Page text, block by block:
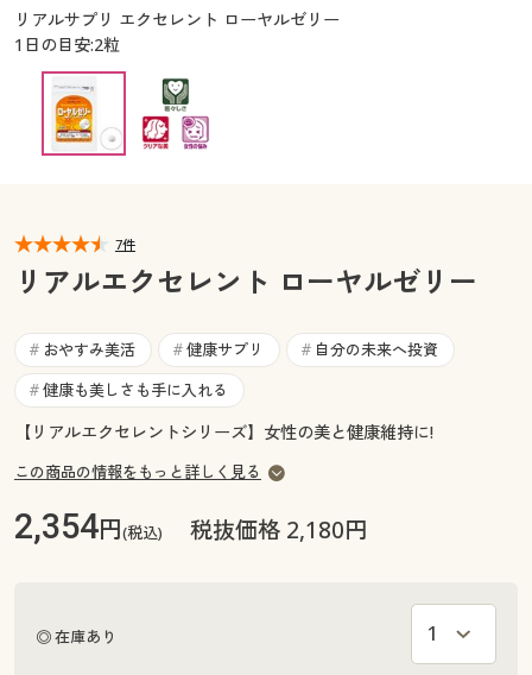
大きいサイズ 事務・制服
カタログ・チラシからのご注文
デジタルカタログ
カタログ無料プレゼント
マイページ
閲覧履歴
お気に入り
ご利用ガイド
カタログ無料プレゼント
会員メニュー
閲覧履歴
サポート
ご利用ガイド
リアルサプリ エクセレント ローヤルゼリー
1日の目安:2粒
7件
リアルエクセレント ローヤルゼリー
# おやすみ美活 # 健康サプリ # 自分の未来へ投資
# 健康も美しさも手に入れる
【リアルエクセレントシリーズ】女性の美と健康維持に!
この商品の情報をもっと詳しく見る
2,354円(税込) 税抜価格 2,180円
◎ 在庫あり